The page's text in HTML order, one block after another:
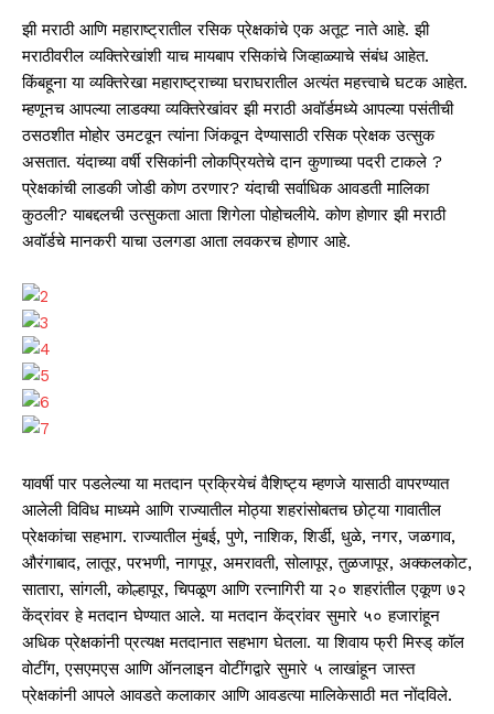
झी मराठी आणि महाराष्ट्रातील रसिक प्रेक्षकांचे एक अतूट नाते आहे. झी
मराठीवरील व्यक्तिरेखांशी याच मायबाप रसिकांचे जिव्हाळ्याचे संबंध आहेत.
किंबहूना या व्यक्तिरेखा महाराष्ट्राच्या घराघरातील अत्यंत महत्त्वाचे घटक आहेत.
म्हणूनच आपल्या लाडक्या व्यक्तिरेखांवर झी मराठी अवॉर्डमध्ये आपल्या पसंतीची
ठसठशीत मोहोर उमटवून त्यांना जिंकवून देण्यासाठी रसिक प्रेक्षक उत्सुक
असतात. यंदाच्या वर्षी रसिकांनी लोकप्रियतेचे दान कुणाच्या पदरी टाकले ?
प्रेक्षकांची लाडकी जोडी कोण ठरणार? यंदाची सर्वाधिक आवडती मालिका
कुठली? याबद्दलची उत्सुकता आता शिगेला पोहोचलीये. कोण होणार झी मराठी
अवॉर्डचे मानकरी याचा उलगडा आता लवकरच होणार आहे.
यावर्षी पार पडलेल्या या मतदान प्रक्रियेचं वैशिष्ट्य म्हणजे यासाठी वापरण्यात
आलेली विविध माध्यमे आणि राज्यातील मोठ्या शहरांसोबतच छोट्या गावातील
प्रेक्षकांचा सहभाग. राज्यातील मुंबई, पुणे, नाशिक, शिर्डी, धुळे, नगर, जळगाव,
औरंगाबाद, लातूर, परभणी, नागपूर, अमरावती, सोलापूर, तुळजापूर, अक्कलकोट,
सातारा, सांगली, कोल्हापूर, चिपळूण आणि रत्नागिरी या २० शहरांतील एकूण ७२
केंद्रांवर हे मतदान घेण्यात आले. या मतदान केंद्रांवर सुमारे ५० हजारांहून
अधिक प्रेक्षकांनी प्रत्यक्ष मतदानात सहभाग घेतला. या शिवाय फ्री मिस्ड् कॉल
वोटींग, एसएमएस आणि ऑनलाइन वोटींगद्वारे सुमारे ५ लाखांहून जास्त
प्रेक्षकांनी आपले आवडते कलाकार आणि आवडत्या मालिकेसाठी मत नोंदविले.